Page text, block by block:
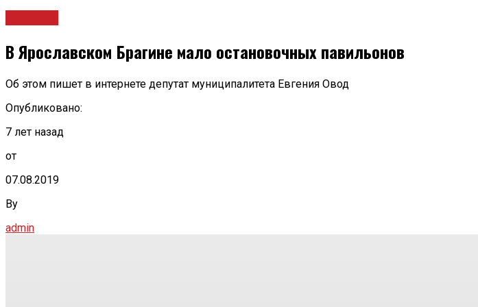
В Ярославском Брагине мало остановочных павильонов
Об этом пишет в интернете депутат муниципалитета Евгения Овод
Опубликовано:
7 лет назад
от
07.08.2019
By
admin